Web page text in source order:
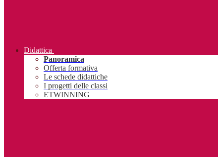
Didattica
Panoramica
Offerta formativa
Le schede didattiche
I progetti delle classi
ETWINNING